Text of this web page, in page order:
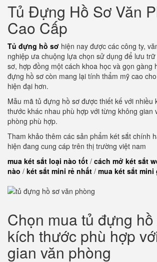
Tủ Đựng Hồ Sơ Văn
Cao Cấp
Tủ đựng hồ sơ hiện nay được các công ty,
nghiệp ưa chuộng lựa chọn sử dụng để lưu
sơ, hợp đồng một cách khoa học và gọn gàng
đựng hồ sơ còn mang lại tính thẩm mỹ cao
hiện đại hơn.
Mẫu mã tủ đựng hồ sơ được thiết kế với nhiều
thước khác nhau phù hợp với từng không gian
phòng phù hợp.
Tham khảo thêm các sản phẩm két sắt chính
hiện đang cung cáp trên thị trường việt nam
mua két sắt loại nào tốt / cách mở két sắt
nào / két sắt mini rẻ nhất / mua két sắt mini
Chọn mua tủ đựng
kích thước phù hợp
gian văn phòng